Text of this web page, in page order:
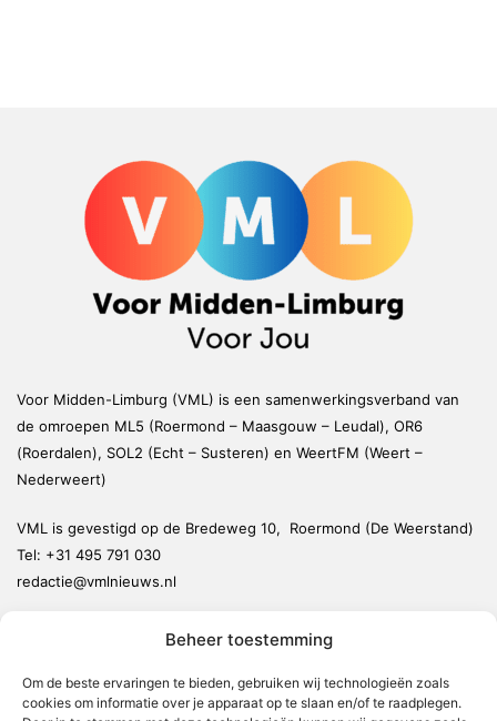
Beheer toestemming
Om de beste ervaringen te bieden, gebruiken wij technologieën zoals
cookies om informatie over je apparaat op te slaan en/of te raadplegen.
Voor Midden-Limburg (VML) is een samenwerkingsverband van
de omroepen ML5 (Roermond – Maasgouw – Leudal), OR6
(Roerdalen), SOL2 (Echt – Susteren) en WeertFM (Weert –
Nederweert)
VML is gevestigd op de Bredeweg 10, Roermond (De Weerstand)
Tel: +31 495 791 030
redactie@vmlnieuws.nl
Leudal